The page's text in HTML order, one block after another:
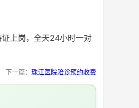
上岗，全天24小时一对
下一篇： 珠江医院陪诊预约收费